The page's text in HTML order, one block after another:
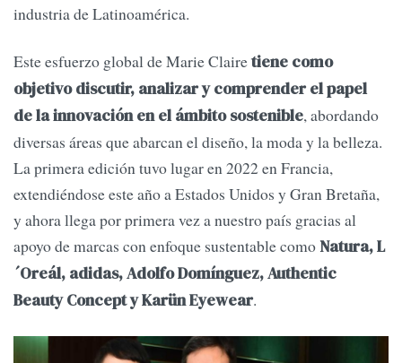
industria de Latinoamérica.
Este esfuerzo global de Marie Clairetiene como
objetivo discutir, analizar y comprender el papel
de la innovación en el ámbito sostenible, abordando
diversas áreas que abarcan el diseño, la moda y la belleza.
La primera edición tuvo lugar en 2022 en Francia,
extendiéndose este año a Estados Unidos y Gran Bretaña,
y ahora llega por primera vez a nuestro país gracias al
apoyo de marcas con enfoque sustentable comoNatura, L
´Oreál, adidas, Adolfo Domínguez, Authentic
Beauty Concept y Karün Eyewear.